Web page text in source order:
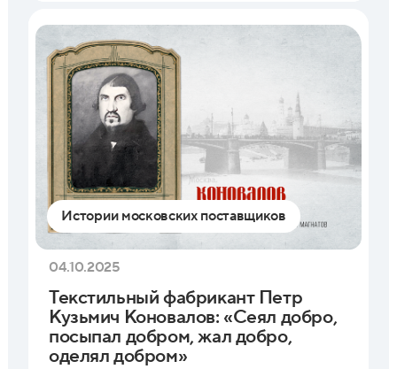
Истории московских поставщиков
04.10.2025
Текстильный фабрикант Петр
Кузьмич Коновалов: «Сеял добро,
посыпал добром, жал добро,
оделял добром»